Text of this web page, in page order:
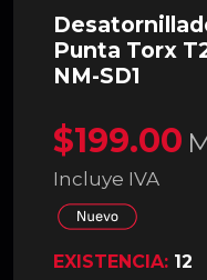
Punta Torx
NM-SD1
$199.00
Incluye IVA
EXISTENCIA: 12